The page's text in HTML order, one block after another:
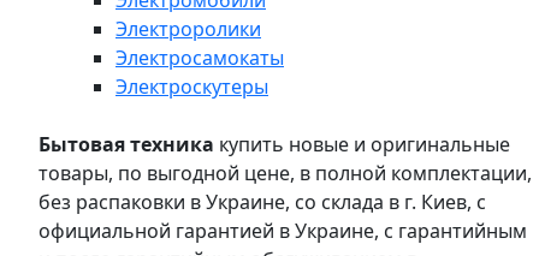
Электроролики
Электросамокаты
Электроскутеры
Бытовая техника купить новые и оригинальные
товары, по выгодной цене, в полной комплектации,
без распаковки в Украине, со склада в г. Киев, с
официальной гарантией в Украине, с гарантийным